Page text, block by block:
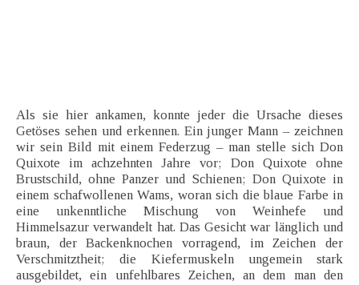
Als sie hier ankamen, konnte jeder die Ursache dieses
Getöses sehen und erkennen. Ein junger Mann – zeichnen
wir sein Bild mit einem Federzug – man stelle sich Don
Quixote im achzehnten Jahre vor; Don Quixote ohne
Brustschild, ohne Panzer und Schienen; Don Quixote in
einem schafwollenen Wams, woran sich die blaue Farbe in
eine unkenntliche Mischung von Weinhefe und
Himmelsazur verwandelt hat. Das Gesicht war länglich und
braun, der Backenknochen vorragend, im Zeichen der
Verschmitztheit; die Kiefermuskeln ungemein stark
ausgebildet, ein unfehlbares Zeichen, an dem man den